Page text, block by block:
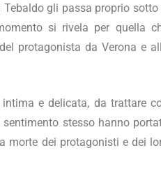
gli passa proprio sotto
si rivela per quella
protagonista da Verona e
e delicata, da trattare
sentimento stesso hanno
morte dei protagonisti e dei